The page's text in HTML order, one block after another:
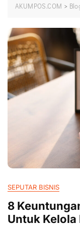
AKUMPOS.COM >
SEPUTAR BISNIS
8
Untuk Kelola